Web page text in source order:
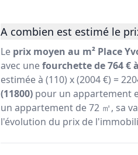
A combien est estimé le
Le prix moyen au m² Place
avec unefourchette de 764 €
estimée à (110) x (2004 €) =
(11800) pour un appartement
un appartement de 72 ㎡, sa
l'évolution du prix de